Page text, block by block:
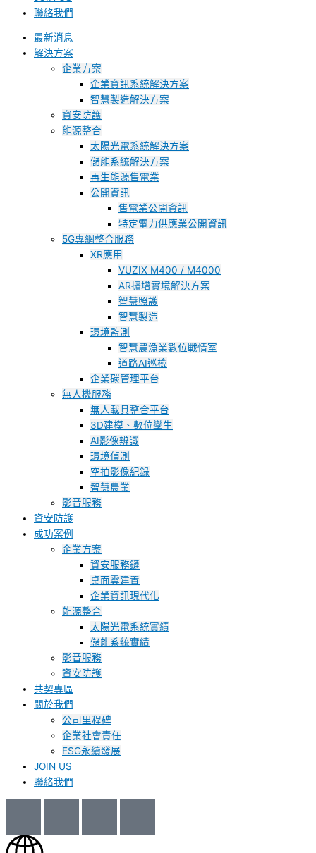
聯絡我們
最新消息
解決方案
企業方案
企業資訊系統解決方案
智慧製造解決方案
資安防護
能源整合
太陽光電系統解決方案
儲能系統解決方案
再生能源售電業
公開資訊
售電業公開資訊
特定電力供應業公開資訊
5G專網整合服務
XR應用
VUZIX M400 / M4000
AR擴增實境解決方案
智慧照護
智慧製造
環境監測
智慧農漁業數位戰情室
道路AI巡檢
企業碳管理平台
無人機服務
無人載具整合平台
3D建模、數位孿生
AI影像辨識
環境偵測
空拍影像紀錄
智慧農業
影音服務
資安防護
成功案例
企業方案
資安服務鏈
桌面雲建置
企業資訊現代化
能源整合
太陽光電系統實績
儲能系統實績
影音服務
資安防護
共契專區
關於我們
公司里程碑
企業社會責任
ESG永續發展
JOIN US
聯絡我們